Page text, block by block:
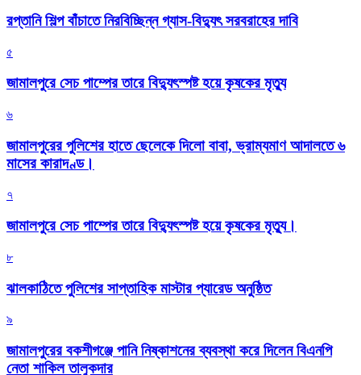
রপ্তানি শিল্প বাঁচাতে নিরবিচ্ছিন্ন গ্যাস-বিদ্যুৎ সরবরাহের দাবি
৫
জামালপুরে সেচ পাম্পের তারে বিদ্যুৎস্পষ্ট হয়ে কৃষকের মৃত্যু
৬
জামালপুরের পুলিশের হাতে ছেলেকে দিলো বাবা, ভ্রাম্যমাণ আদালতে ৬
মাসের কারাদণ্ড।
৭
জামালপুরে সেচ পাম্পের তারে বিদ্যুৎস্পষ্ট হয়ে কৃষকের মৃত্যু।
৮
‎ঝালকাঠিতে পুলিশের সাপ্তাহিক মাস্টার প্যারেড অনুষ্ঠিত
৯
জামালপুরের বকশীগঞ্জে পানি নিষ্কাশনের ব্যবস্থা করে দিলেন বিএনপি
নেতা শাকিল তালুকদার